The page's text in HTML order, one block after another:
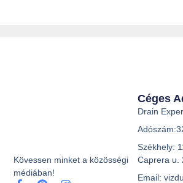
Kövessen minket a közösségi
médiában!
Céges
Drain
Székhely:
Caprera u.
Email: